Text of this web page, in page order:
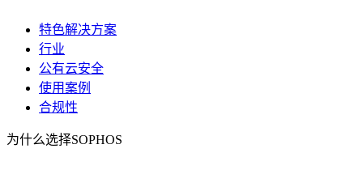
特色解决方案
行业
公有云安全
使用案例
合规性
为什么选择SOPHOS